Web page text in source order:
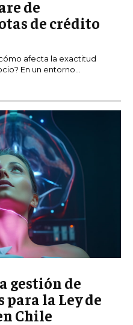
de
de crédito
afecta la exactitud
En un entorno...
gestión de
la Ley de
Chile